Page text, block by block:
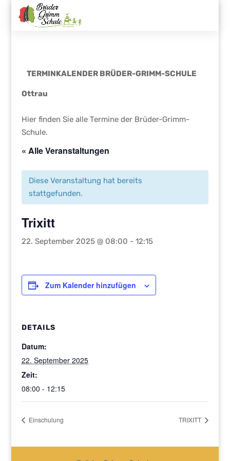
TERMINKALENDER BRÜDER-GRIMM-SCHULE
Ottrau
Hier finden Sie alle Termine der Brüder-Grimm-
Schule.
« Alle Veranstaltungen
Diese Veranstaltung hat bereits
stattgefunden.
Trixitt
22. September 2025 @ 08:00 -12:15
Zum Kalender hinzufügen
DETAILS
Datum:
22. September 2025
Zeit:
08:00 - 12:15
Einschulung TRIXITT